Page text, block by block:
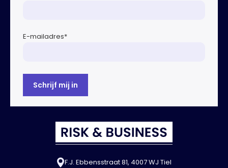
E-mailadres*
F.J. Ebbensstraat 81, 4007 WJ Tiel